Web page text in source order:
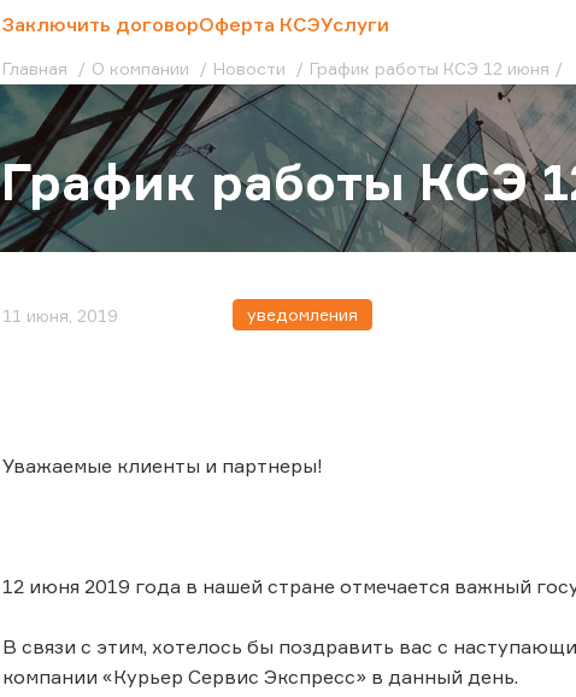
Заключить договорОферта КСЭУслуги
Главная О компании Новости График работы КСЭ 12 июня
График работы КСЭ
11 июня, 2019 уведомления
Уважаемые клиенты и партнеры!
12 июня 2019 года в нашей стране отмечается важный
В связи с этим, хотелось бы поздравить вас с
компании «Курьер Сервис Экспресс» в данный день.